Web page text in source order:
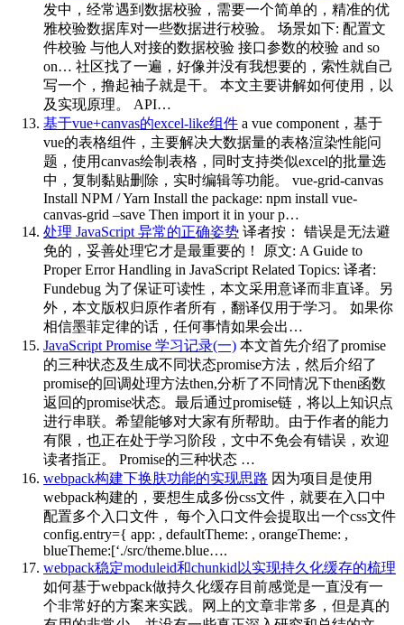
发中，经常遇到数据校验，需要一个简单的，精准的优
雅校验数据库对一些数据进行校验。 场景如下: 配置文
件校验 与他人对接的数据校验 接口参数的校验 and so
on… 社区找了一遍，好像并没有我想要的，索性就自己
写一个，撸起袖子就是干。 本文主要讲解如何使用，以
及实现原理。 API…
基于vue+canvas的excel-like组件 a vue component，基于
vue的表格组件，主要解决大数据量的表格渲染性能问
题，使用canvas绘制表格，同时支持类似excel的批量选
中，复制黏贴删除，实时编辑等功能。 vue-grid-canvas
Install NPM / Yarn Install the package: npm install vue-
canvas-grid –save Then import it in your p…
处理 JavaScript 异常的正确姿势 译者按： 错误是无法避
免的，妥善处理它才是最重要的！ 原文: A Guide to
Proper Error Handling in JavaScript Related Topics: 译者:
Fundebug 为了保证可读性，本文采用意译而非直译。另
外，本文版权归原作者所有，翻译仅用于学习。 如果你
相信墨菲定律的话，任何事情如果会出…
JavaScript Promise 学习记录(一) 本文首先介绍了promise
的三种状态及生成不同状态promise方法，然后介绍了
promise的回调处理方法then,分析了不同情况下then函数
返回的promise状态。最后通过promise链，将以上知识点
进行串联。希望能够对大家有所帮助。由于作者的能力
有限，也正在处于学习阶段，文中不免会有错误，欢迎
读者指正。 Promise的三种状态 …
webpack构建下换肤功能的实现思路 因为项目是使用
webpack构建的，要想生成多份css文件，就要在入口中
配置多个入口文件， 每个入口文件会提取出一个css文件
config.entry={ app: , defaultTheme: , orangeTheme: ,
blueTheme:[‘./src/theme.blue….
webpack稳定moduleid和chunkid以实现持久化缓存的梳理
如何基于webpack做持久化缓存目前感觉是一直没有一
个非常好的方案来实践。网上的文章非常多，但是真的